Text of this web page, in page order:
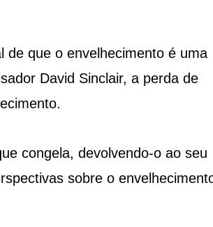
de que o envelhecimento é uma
David Sinclair, a perda de
congela, devolvendo-o ao seu
sobre o